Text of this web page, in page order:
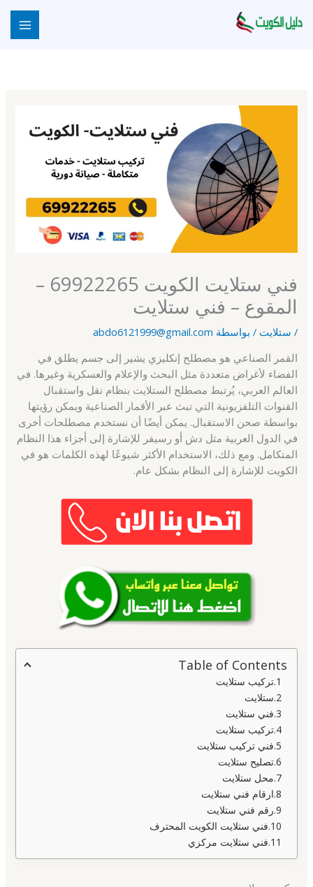
إلى
فني ستلايت الكويت 69922265 –
المقوع – فني ستلايت
/ ستلايت / بواسطة abdo6121999@gmail.com
القمر الصناعي هو مصطلح إنكليزي يشير إلى جسم يطلق في
الفضاء لأغراض متعددة مثل البحث والإعلام والعسكرية وغيرها. في
العالم العربي، يُرتبط مصطلح الستلايت بنظام نقل واستقبال
القنوات التلفزيونية التي تبث عبر الأقمار الصناعية ويمكن رؤيتها
بواسطة صحن الاستقبال. يمكن أيضًا أن نستخدم مصطلحات أخرى
في الدول العربية مثل دش أو رسيفر للإشارة إلى أجزاء هذا النظام
المتكامل. ومع ذلك، الاستخدام الأكثر شيوعًا لهذه الكلمات هو في
الكويت للإشارة إلى النظام بشكل عام.
Table of Contents
تركيب ستلايت
ستلايت
فني ستلايت
تركيب ستلايت
فني تركيب ستلايت
تصليح ستلايت
محل ستلايت
ارقام فني ستلايت
رقم فني ستلايت
فني ستلايت الكويت المحترف
فني ستلايت مركزي